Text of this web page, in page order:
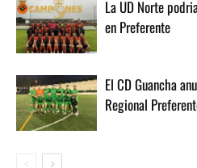
La UD Norte
en Preferente
El CD Guancha
Regional